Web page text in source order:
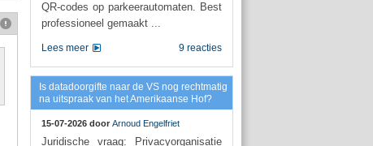
QR-codes op parkeerautomaten. Best
professioneel gemaakt ...
9 reacties
Lees meer
Is datadoorgifte naar de VS nog rechtmatig
na uitspraak van het Amerikaanse Hof?
15-07-2026 door Arnoud Engelfriet
Juridische vraag: Privacyorganisatie